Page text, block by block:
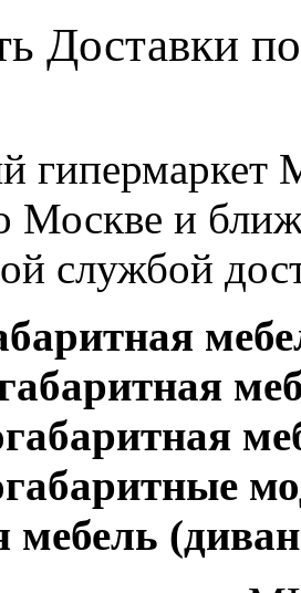
Доставки
гипермаркет
Москве и
службой
мебель